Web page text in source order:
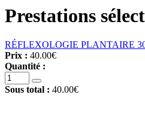
Prestations
RÉFLEXOLOGIE PLANTAIRE
Prix : 40.00€
Quantité :
Sous total : 40.00€